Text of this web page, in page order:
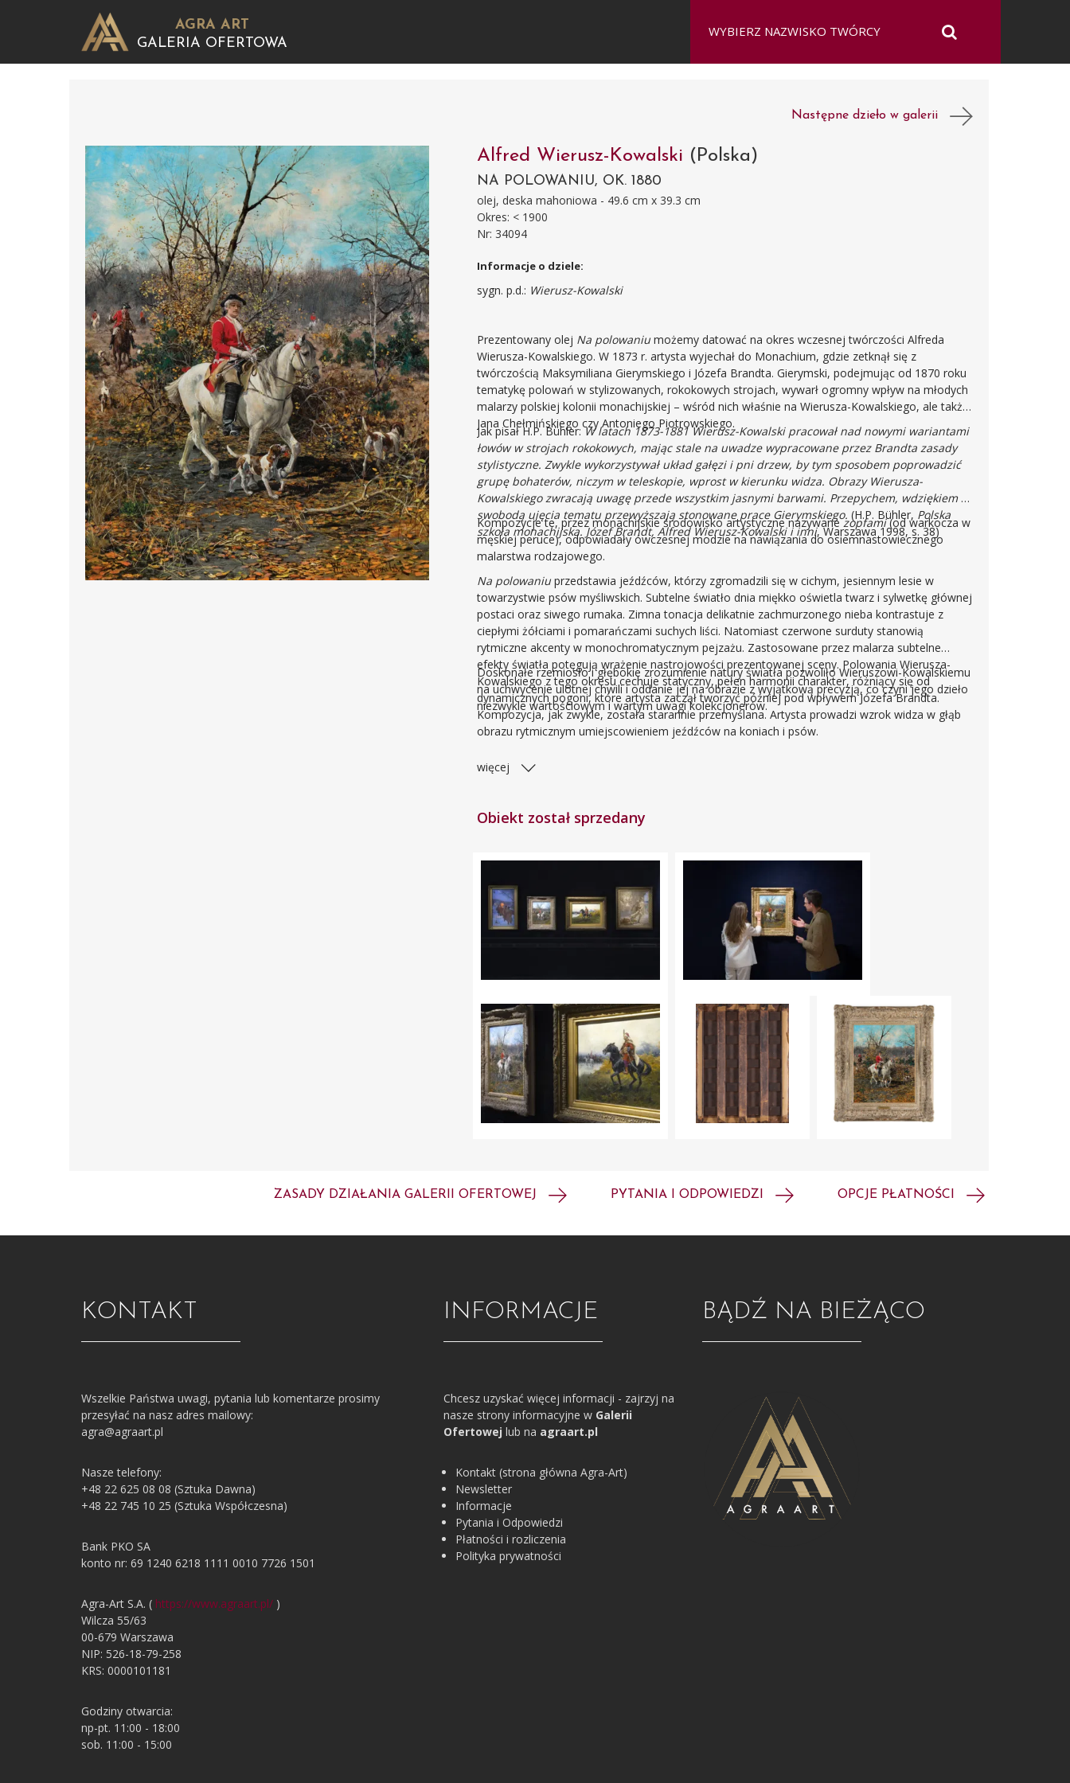
AGRA ART
GALERIA OFERTOWA
Następne dzieło w galerii
Alfred Wierusz-Kowalski (Polska)
NA POLOWANIU, OK. 1880
olej, deska mahoniowa - 49.6 cm x 39.3 cm
Okres: < 1900
Nr: 34094
Informacje o dziele:
sygn. p.d.: Wierusz-Kowalski
Prezentowany olej Na polowaniu możemy datować na okres wczesnej twórczości Alfreda
Wierusza-Kowalskiego. W 1873 r. artysta wyjechał do Monachium, gdzie zetknął się z
twórczością Maksymiliana Gierymskiego i Józefa Brandta. Gierymski, podejmując od 1870 roku
tematykę polowań w stylizowanych, rokokowych strojach, wywarł ogromny wpływ na młodych
malarzy polskiej kolonii monachijskiej – wśród nich właśnie na Wierusza-Kowalskiego, ale także
Jana Chełmińskiego czy Antoniego Piotrowskiego.
Jak pisał H.P. Bühler:W latach 1873-1881 Wierusz-Kowalski pracował nad nowymi wariantami
łowów w strojach rokokowych, mając stale na uwadze wypracowane przez Brandta zasady
stylistyczne. Zwykle wykorzystywał układ gałęzi i pni drzew, by tym sposobem poprowadzić
grupę bohaterów, niczym w teleskopie, wprost w kierunku widza. Obrazy Wierusza-
Kowalskiego zwracają uwagę przede wszystkim jasnymi barwami. Przepychem, wdziękiem i
swobodą ujęcia tematu przewyższają stonowane prace Gierymskiego. (H.P. Bühler, Polska
szkoła monachijska. Józef Brandt, Alfred Wierusz-Kowalski i inni, Warszawa 1998, s. 38)
Kompozycje te, przez monachijskie środowisko artystyczne nazywanezopfami(od warkocza w
męskiej peruce), odpowiadały ówczesnej modzie na nawiązania do osiemnastowiecznego
malarstwa rodzajowego.
Na polowaniu przedstawia jeźdźców, którzy zgromadzili się w cichym, jesiennym lesie w
towarzystwie psów myśliwskich. Subtelne światło dnia miękko oświetla twarz i sylwetkę głównej
postaci oraz siwego rumaka. Zimna tonacja delikatnie zachmurzonego nieba kontrastuje z
ciepłymi żółciami i pomarańczami suchych liści. Natomiast czerwone surduty stanowią
rytmiczne akcenty w monochromatycznym pejzażu. Zastosowane przez malarza subtelne
efekty światła potęgują wrażenie nastrojowości prezentowanej sceny. Polowania Wierusza-
Kowalskiego z tego okresu cechuje statyczny, pełen harmonii charakter, różniący się od
dynamicznych pogoni, które artysta zaczął tworzyć później pod wpływem Józefa Brandta.
Kompozycja, jak zwykle, została starannie przemyślana. Artysta prowadzi wzrok widza w głąb
obrazu rytmicznym umiejscowieniem jeźdźców na koniach i psów.
Doskonałe rzemiosło i głębokie zrozumienie natury światła pozwoliło Wieruszowi-Kowalskiemu
na uchwycenie ulotnej chwili i oddanie jej na obrazie z wyjątkową precyzją, co czyni jego dzieło
niezwykle wartościowym i wartym uwagi kolekcjonerów.
więcej
Obiekt został sprzedany
ZASADY DZIAŁANIA GALERII OFERTOWEJ PYTANIA I ODPOWIEDZI OPCJE PŁATNOŚCI
BĄDŹ NA BIEŻĄCO
INFORMACJE
Chcesz uzyskać więcej informacji - zajrzyj na
nasze strony informacyjne w Galerii
Ofertowej lub na agraart.pl
Kontakt (strona główna Agra-Art)
Newsletter
Informacje
Pytania i Odpowiedzi
Płatności i rozliczenia
Polityka prywatności
KONTAKT
Wszelkie Państwa uwagi, pytania lub komentarze prosimy
przesyłać na nasz adres mailowy:
agra@agraart.pl
Nasze telefony:
+48 22 625 08 08 (Sztuka Dawna)
+48 22 745 10 25 (Sztuka Współczesna)
Bank PKO SA
konto nr: 69 1240 6218 1111 0010 7726 1501
Agra-Art S.A. ( https://www.agraart.pl/ )
Wilcza 55/63
00-679 Warszawa
NIP: 526-18-79-258
KRS: 0000101181
Godziny otwarcia:
np-pt. 11:00 - 18:00
sob. 11:00 - 15:00